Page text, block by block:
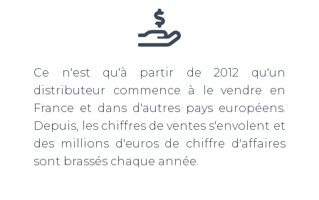
Ce n'est qu'à partir de 2012 qu'un
distributeur commence à le vendre en
France et dans d'autres pays européens.
Depuis, les chiffres de ventes s'envolent et
des millions d'euros de chiffre d'affaires
sont brassés chaque année.